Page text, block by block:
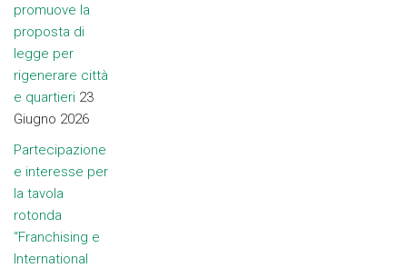
promuove la
proposta di
legge per
rigenerare città
e quartieri 23
Giugno 2026
Partecipazione
e interesse per
la tavola
rotonda
“Franchising e
International